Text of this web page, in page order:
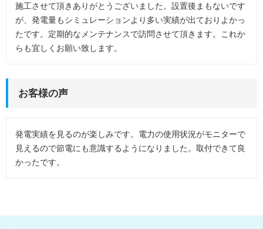
施工させて頂きありがとうございました。設置後まもないです
が、発電量もシミュレーションより多い実績が出ておりよかっ
たです。定期的なメンテナンスで訪問させて頂きます。これか
らも宜しくお願い致します。
お客様の声
発電実績を見るのが楽しみです。電力の使用状況がモニターで
見えるので節電にも意識するようになりました。取付できて良
かったです。